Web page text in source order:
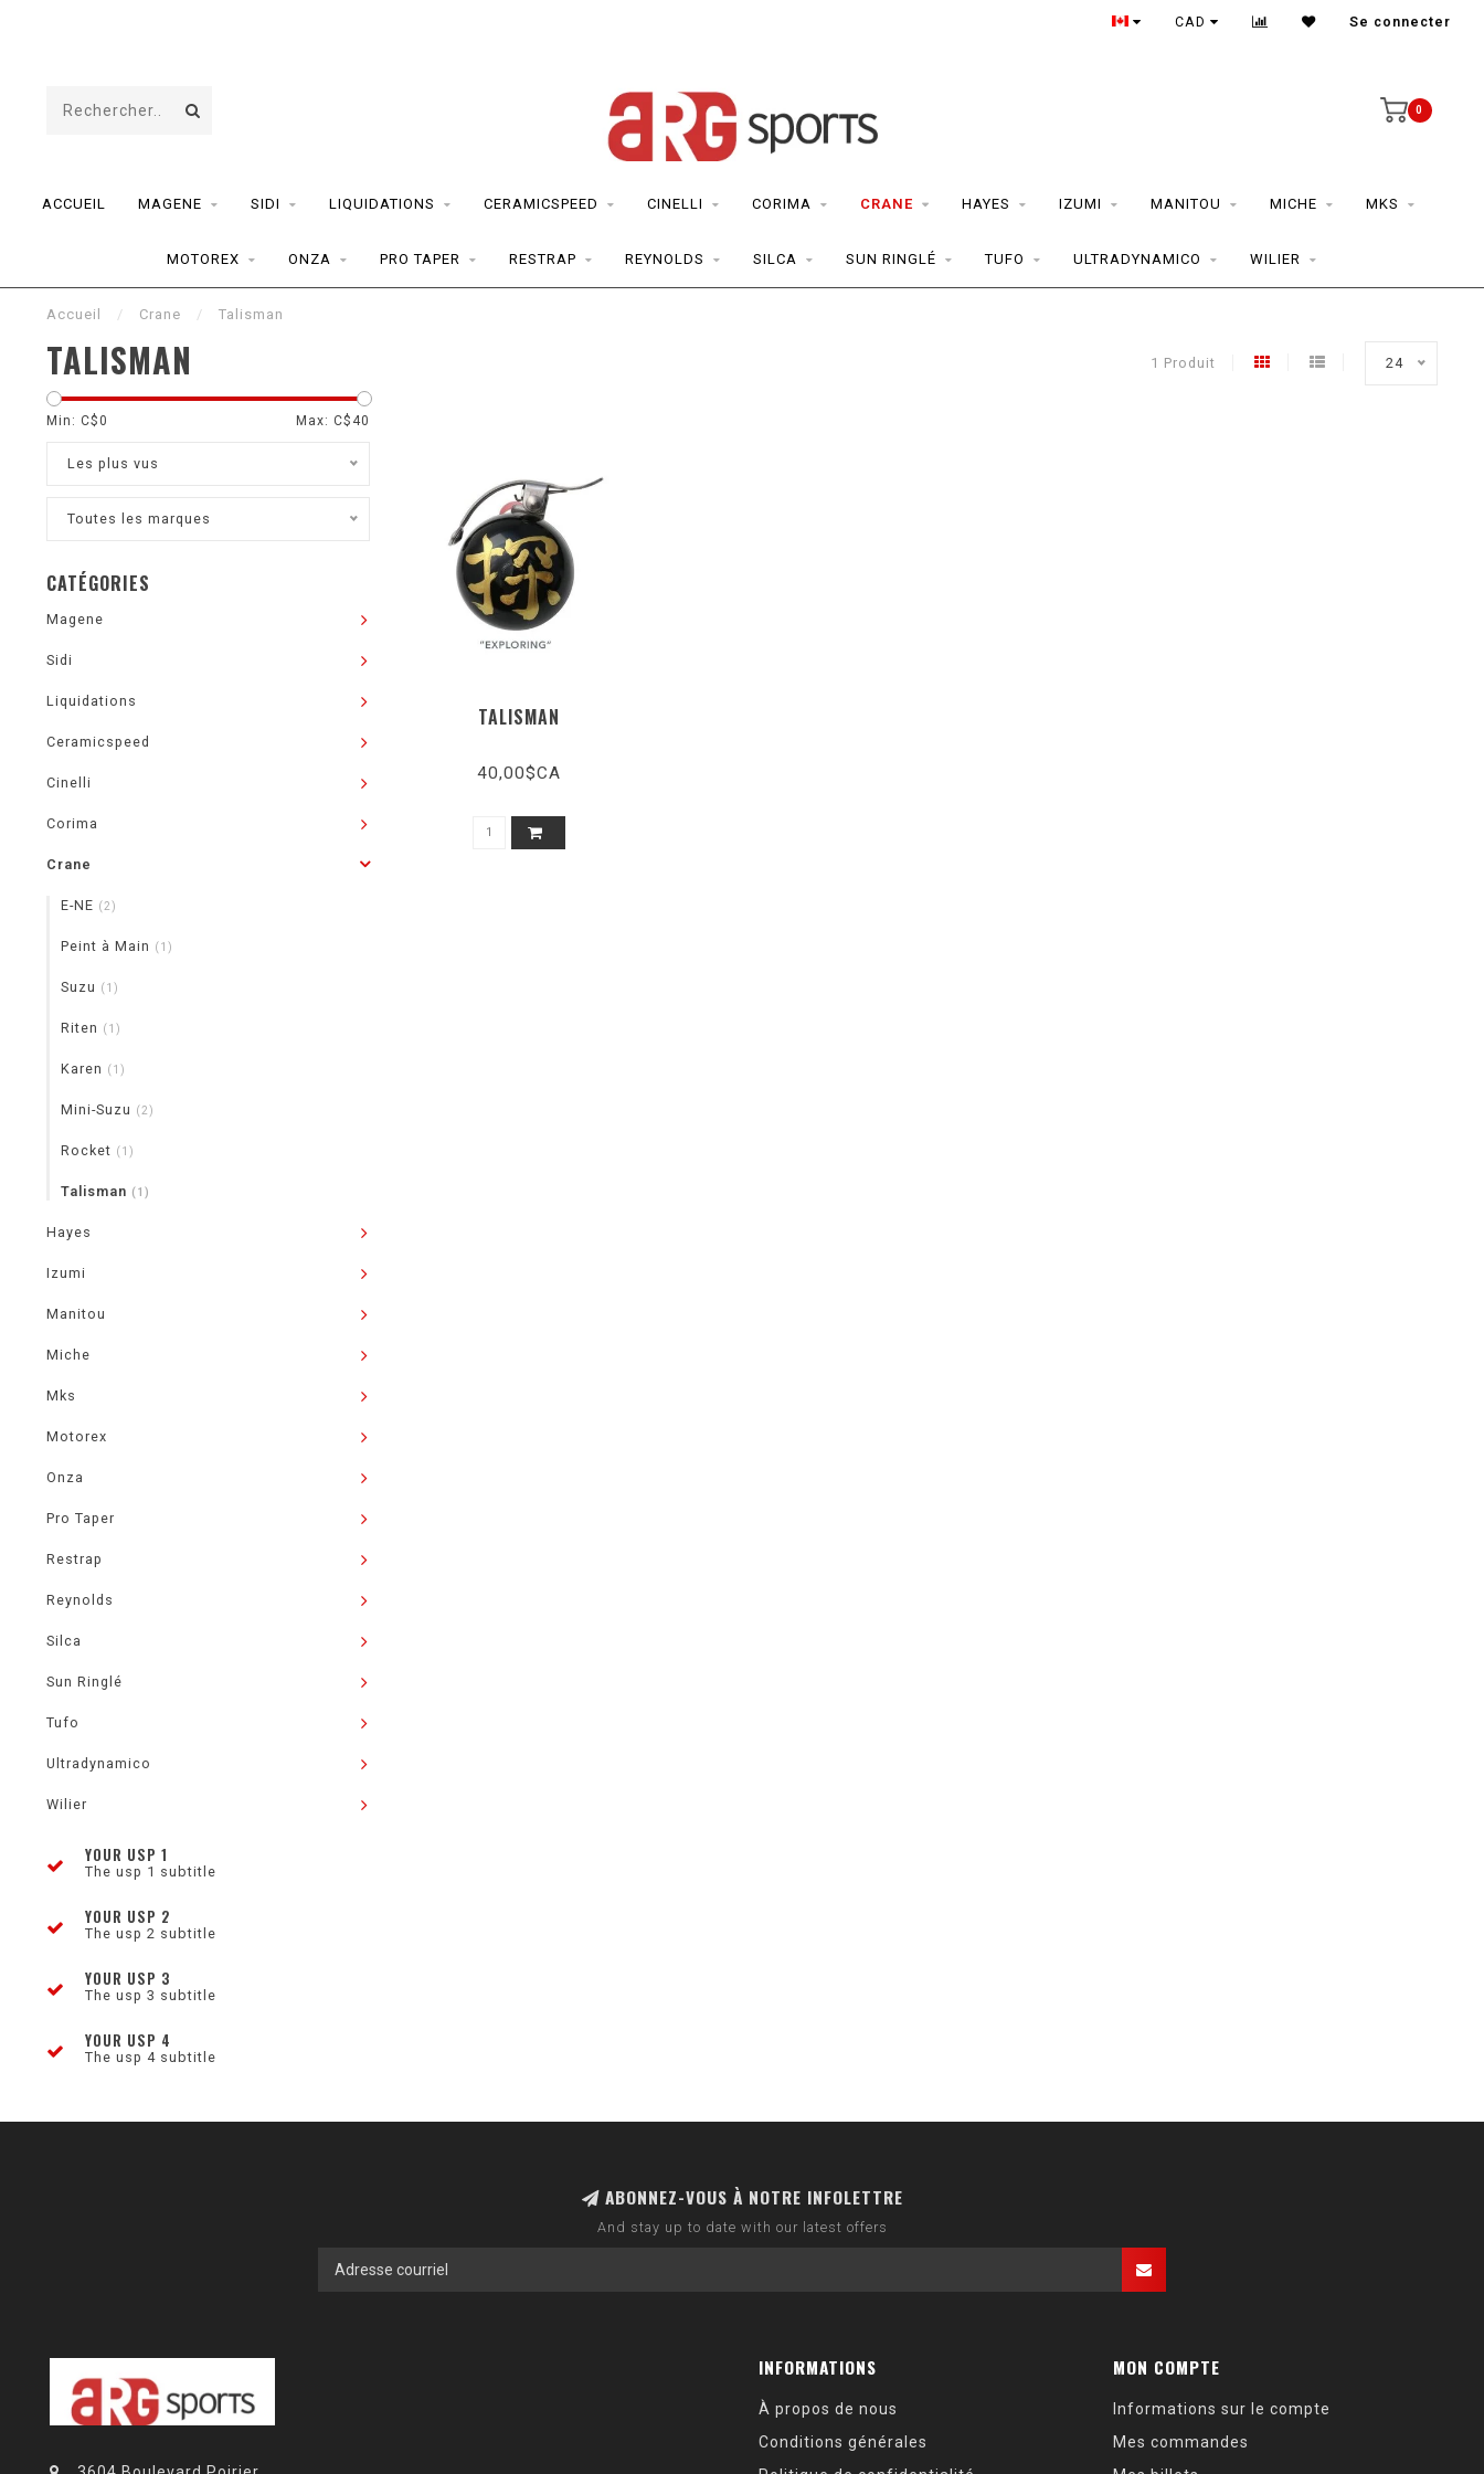
CAD Se connecter
0
ACCUEIL MAGENE SIDI LIQUIDATIONS CERAMICSPEED CINELLI CORIMA CRANE HAYES IZUMI MANITOU MICHE MKS
MOTOREX ONZA PRO TAPER RESTRAP REYNOLDS SILCA SUN RINGLÉ TUFO ULTRADYNAMICO WILIER
Accueil / Crane / Talisman
TALISMAN 1 Produit 24
Min: C$0 Max: C$ 40
Les plus vus
Toutes les marques
CATÉGORIES
Magene
Sidi
Liquidations
Ceramicspeed
Cinelli
Corima
Crane
E-NE (2)
Peint à Main (1)
Suzu (1)
Riten (1)
Karen (1)
Mini-Suzu (2)
Rocket (1)
Talisman (1)
Hayes
Izumi
Manitou
Miche
Mks
Motorex
Onza
Pro Taper
Restrap
Reynolds
Silca
Sun Ringlé
Tufo
Ultradynamico
Wilier
YOUR USP 1
The usp 1 subtitle
YOUR USP 2
The usp 2 subtitle
YOUR USP 3
The usp 3 subtitle
YOUR USP 4
The usp 4 subtitle
TALISMAN
40,00$CA
ABONNEZ-VOUS À NOTRE INFOLETTRE
And stay up to date with our latest offers
INFORMATIONS
À propos de nous
Conditions générales
MON COMPTE
Informations sur le compte
Mes commandes